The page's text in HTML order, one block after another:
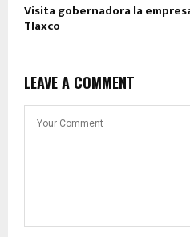
Visita gobernadora la
Tlaxco
LEAVE A COMMENT